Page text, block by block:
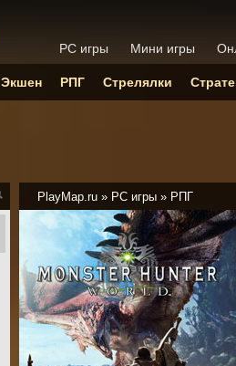
PlayMap.ru » PC игры » РПГ
PC игры Мини игры
Экшен РПГ Стрелялки